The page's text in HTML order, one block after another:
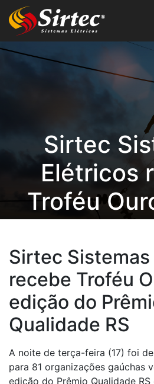
Sirtec
Elétricos
Troféu
Sirtec
recebe Troféu
edição do
Qualidade RS
A noite de terça-feira (17) foi
para 81 organizações gaúchas
edição do Prêmio Qualidade